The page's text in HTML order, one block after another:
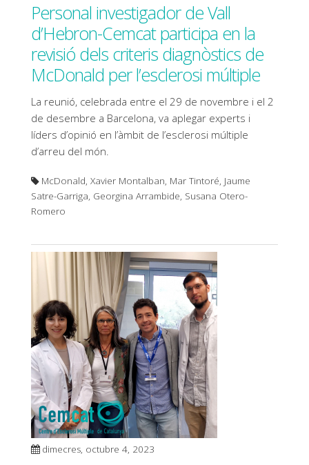
Personal investigador de Vall
d’Hebron-Cemcat participa en la
revisió dels criteris diagnòstics de
McDonald per l’esclerosi múltiple
La reunió, celebrada entre el 29 de novembre i el 2
de desembre a Barcelona, va aplegar experts i
líders d’opinió en l’àmbit de l’esclerosi múltiple
d’arreu del món.
McDonald, Xavier Montalban, Mar Tintoré, Jaume
Satre-Garriga, Georgina Arrambide, Susana Otero-
Romero
dimecres, octubre 4, 2023